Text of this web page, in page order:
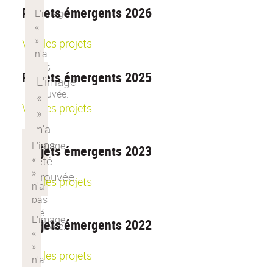
Projets émergents 2026
Voir les projets
Projets émergents 2025
Voir les projets
Projets émergents 2023
Voir les projets
Projets émergents 2022
Voir les projets